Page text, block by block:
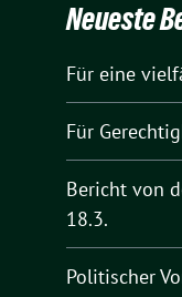
Neueste
Für eine
Für
Bericht von
18.3.
Politischer